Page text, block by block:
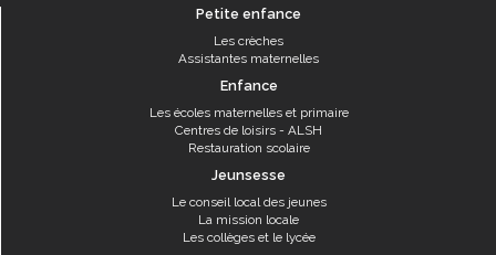
Petite enfance
Les crèches
Assistantes maternelles
Enfance
Les écoles maternelles et primaire
Centres de loisirs - ALSH
Restauration scolaire
Jeunsesse
Le conseil local des jeunes
La mission locale
Les collèges et le lycée